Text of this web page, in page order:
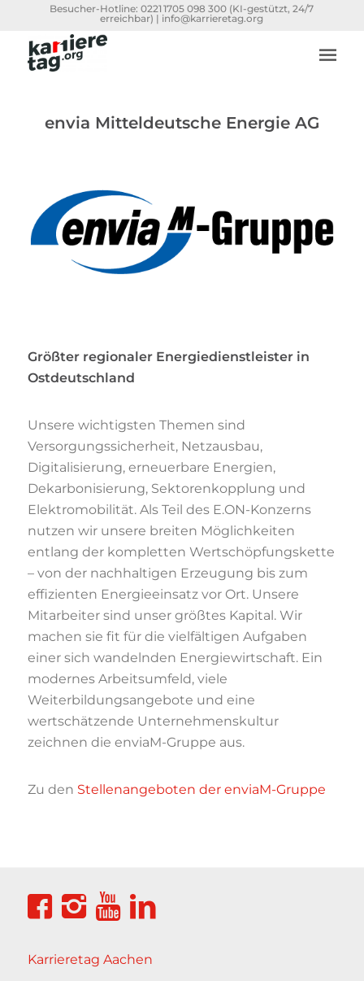
Besucher-Hotline:0221 1705 098 300 (KI-gestützt, 24/7
erreichbar) | info@karrieretag.org
envia Mitteldeutsche Energie AG
Größter regionaler Energiedienstleister in
Ostdeutschland
Unsere wichtigsten Themen sind
Versorgungssicherheit, Netzausbau,
Digitalisierung, erneuerbare Energien,
Dekarbonisierung, Sektorenkopplung und
Elektromobilität. Als Teil des E.ON-Konzerns
nutzen wir unsere breiten Möglichkeiten
entlang der kompletten Wertschöpfungskette
– von der nachhaltigen Erzeugung bis zum
effizienten Energieeinsatz vor Ort. Unsere
Mitarbeiter sind unser größtes Kapital. Wir
machen sie fit für die vielfältigen Aufgaben
einer sich wandelnden Energiewirtschaft. Ein
modernes Arbeitsumfeld, viele
Weiterbildungsangebote und eine
wertschätzende Unternehmenskultur
zeichnen die enviaM-Gruppe aus.
Zu den Stellenangeboten der enviaM-Gruppe
Karrieretag Aachen